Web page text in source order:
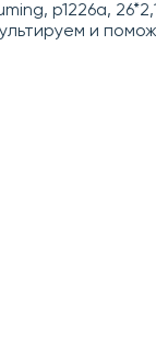
p1226a,
и